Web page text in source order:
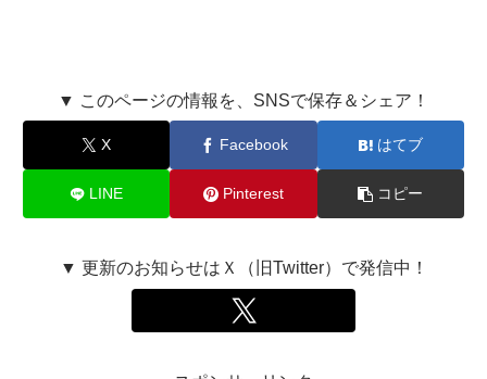
▼ このページの情報を、SNSで保存＆シェア！
X Facebook はてブ
LINE Pinterest コピー
▼ 更新のお知らせはＸ（旧Twitter）で発信中！